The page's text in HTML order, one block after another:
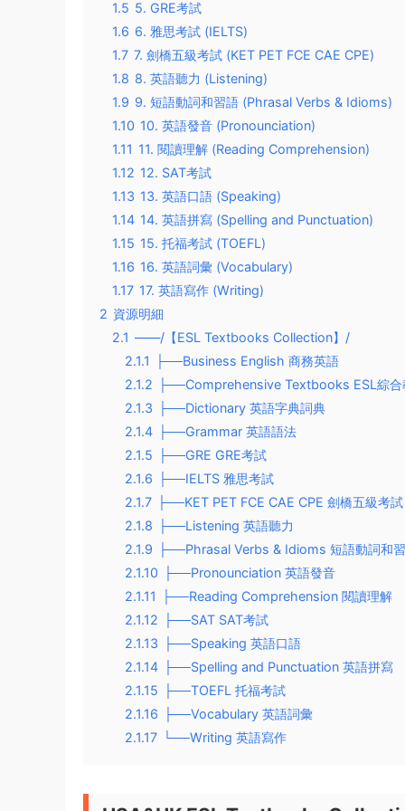
1.5 5. GRE考試
1.6 6. 雅思考試 (IELTS)
1.7 7. 劍橋五級考試 (KET PET FCE CAE CPE)
1.8 8. 英語聽力 (Listening)
1.9 9. 短語動詞和習語 (Phrasal Verbs & Idioms)
1.10 10. 英語發音 (Pronounciation)
1.11 11. 閱讀理解 (Reading Comprehension)
1.12 12. SAT考試
1.13 13. 英語口語 (Speaking)
1.14 14. 英語拼寫 (Spelling and Punctuation)
1.15 15. 托福考試 (TOEFL)
1.16 16. 英語詞彙 (Vocabulary)
1.17 17. 英語寫作 (Writing)
2 資源明細
2.1 ——/【ESL Textbooks Collection】/
2.1.1
├──Business English 商務英語
2.1.2
├──Comprehensive Textbooks ESL綜合
2.1.3
├──Dictionary 英語字典詞典
2.1.4
├──Grammar 英語語法
2.1.5
├──GRE GRE考試
2.1.6
├──IELTS 雅思考試
2.1.7
├──KET PET FCE CAE CPE 劍橋五級考試
2.1.8
├──Listening 英語聽力
2.1.9
├──Phrasal Verbs & Idioms 短語動詞和
2.1.10
├──Pronounciation 英語發音
2.1.11
├──Reading Comprehension 閱讀理解
2.1.12
├──SAT SAT考試
2.1.13
├──Speaking 英語口語
2.1.14
├──Spelling and Punctuation 英語拼寫
2.1.15
├──TOEFL 托福考試
2.1.16
├──Vocabulary 英語詞彙
2.1.17 └──Writing 英語寫作